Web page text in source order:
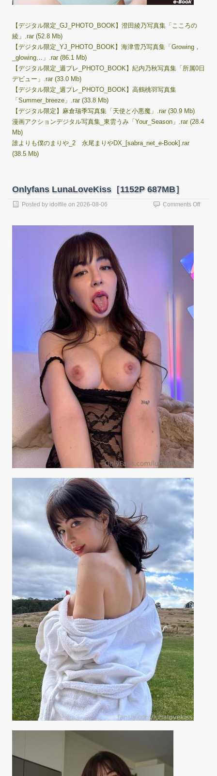
【デジタル限定_GJ_PHOTO_BOOK】澄田綾乃写真集「こころの
綾」.rar (52.8 Mb)
【デジタル限定_YJ_PHOTO_BOOK】海津雪乃写真集「Growing，
_glowing…」.rar (86.1 Mb)
【デジタル限定_週プレ_PHOTO_BOOK】紀内乃秋写真集「所属0日
デビュー」.rar (33.0 Mb)
【デジタル限定_週プレ_PHOTO_BOOK】高鶴桃羽写真集
「Summer_breeze」.rar (33.8 Mb)
【デジタル限定】麻倉瑞季写真集「天使と小悪魔」.rar (30.9 Mb)
漫画アクションデジタル写真集_東雲うみ「Your_Season」.rar (28.4
Mb)
誰よりも僕のまりや_2 永尾まりやDX_[sabra_net_e-Book].rar
(38.5 Mb)
Onlyfans LunaLoveKiss［1152P 687MB］
Posted by idolfile on 2026-08-06 Comments Offon